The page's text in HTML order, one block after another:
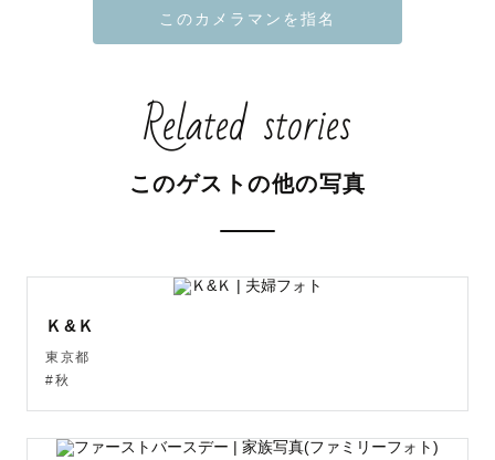
大切な人と一緒に。
どこへでも撮影お伺いいたします！
学生の皆様、ご両親の皆様是非ご依頼ください
他の日付で仮予約いただいても◎
○交通費超過なしエリア
Related stories
このゲストの他の写真
Ｋ&Ｋ
東京都
#秋